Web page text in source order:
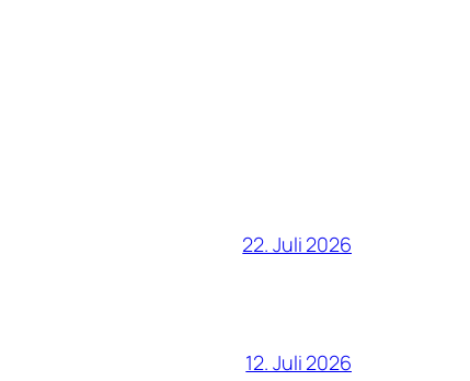
22. Juli 2026
12. Juli 2026